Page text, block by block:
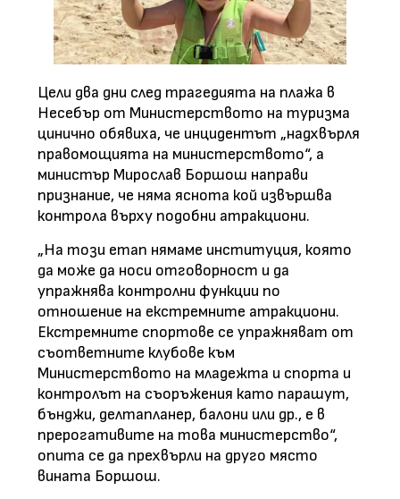
Цели два дни след трагедията на плажа в
Несебър от Министерството на туризма
цинично обявиха, че инцидентът „надхвърля
правомощията на министерството“, а
министър Мирослав Боршош направи
признание, че няма яснота кой извършва
контрола върху подобни атракциони.
„На този етап нямаме институция, която
да може да носи отговорност и да
упражнява контролни функции по
отношение на екстремните атракциони.
Екстремните спортове се упражняват от
съответните клубове към
Министерството на младежта и спорта и
контролът на съоръжения като парашут,
бънджи, делтапланер, балони или др., е в
прерогативите на това министерство“,
опита се да прехвърли на друго място
вината Боршош.